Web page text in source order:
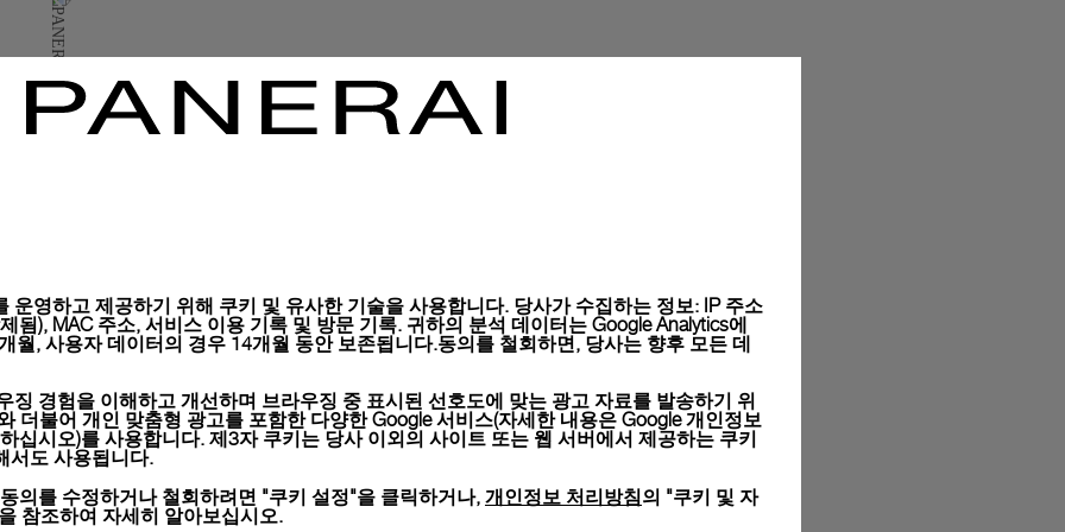
시, 선물 메시지 포함 항목을 선택하실 수 있습니다.
자세히 보기
운영하고 제공하기 위해 쿠키 및 유사한 기술을 사용합니다. 당사가 수집하는 정보: IP 주소
됨), MAC 주소, 서비스 이용 기록 및 방문 기록. 귀하의 분석 데이터는 Google Analytics에
월, 사용자 데이터의 경우 14개월 동안 보존됩니다.동의를 철회하면, 당사는 향후 모든 데
징 경험을 이해하고 개선하며 브라우징 중 표시된 선호도에 맞는 광고 자료를 발송하기 위
더불어 개인 맞춤형 광고를 포함한 다양한 Google 서비스(자세한 내용은 Google 개인정보
십시오)를 사용합니다. 제3자 쿠키는 당사 이외의 사이트 또는 웹 서버에서 제공하는 쿠키
서도 사용됩니다.
의를 수정하거나 철회하려면 "쿠키 설정"을 클릭하거나, 개인정보 처리방침의 "쿠키 및 자
참조하여 자세히 알아보십시오.